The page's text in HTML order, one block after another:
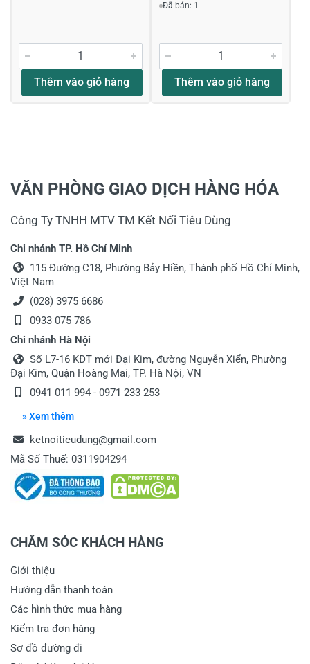
Thêm vào giỏ hàng
Đã bán: 1
Thêm vào giỏ hàng
VĂN PHÒNG GIAO DỊCH HÀNG HÓA
Công Ty TNHH MTV TM Kết Nối Tiêu Dùng
Chi nhánh TP. Hồ Chí Minh
115 Đường C18, Phường Bảy Hiền, Thành phố Hồ Chí Minh,
Việt Nam
(028) 3975 6686
0933 075 786
Chi nhánh Hà Nội
Số L7-16 KĐT mới Đại Kim, đường Nguyễn Xiển, Phường
Đại Kim, Quận Hoàng Mai, TP. Hà Nội, VN
0941 011 994 - 0971 233 253
» Xem thêm
ketnoitieudung@gmail.com
Mã Số Thuế: 0311904294
CHĂM SÓC KHÁCH HÀNG
Giới thiệu
Hướng dẫn thanh toán
Các hình thức mua hàng
Kiểm tra đơn hàng
Sơ đồ đường đi